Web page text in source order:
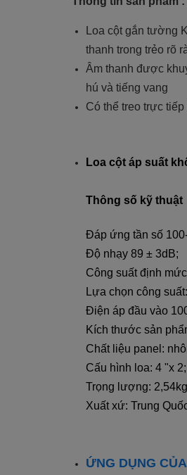
Loa cột gắn tường
thanh trong trẻo rõ
Âm thanh được
hú và tiếng vang
Có thể treo trực
Loa cột áp suất
Thông số kỹ thuật
Đáp ứng tần số
Độ nhạy 89 ± 3dB;
Công suất định
Lựa chọn công
Điện áp đầu vào
Kích thước sản
Chất liệu panel:
Cấu hình loa: 4 "x 2;
Trọng lượng: 2,54kg
Xuất xứ: Trung
ỨNG DỤNG